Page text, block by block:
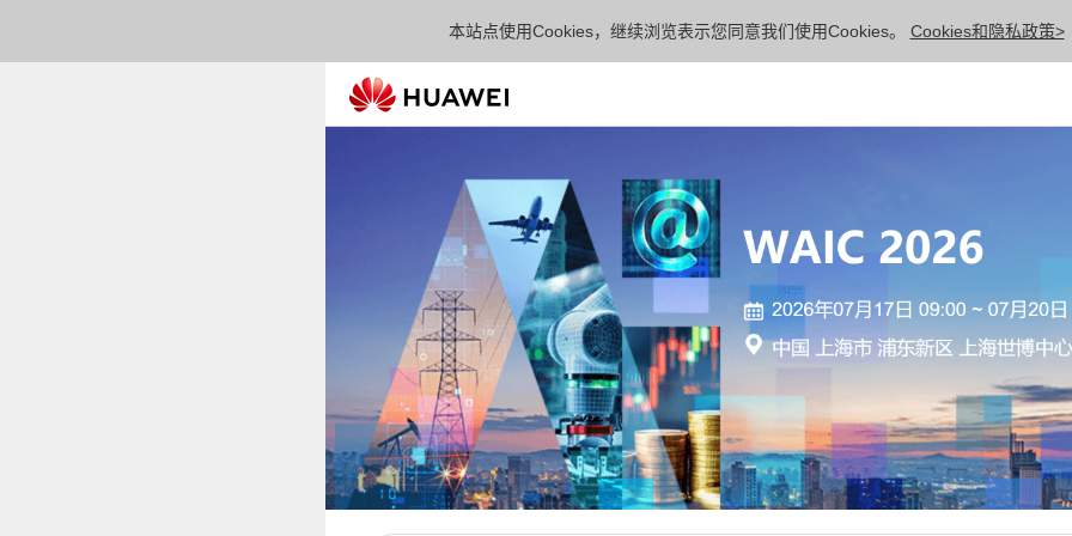
本站点使用Cookies，继续浏览表示您同意我们使用Cookies。 Cookies和隐私政策>